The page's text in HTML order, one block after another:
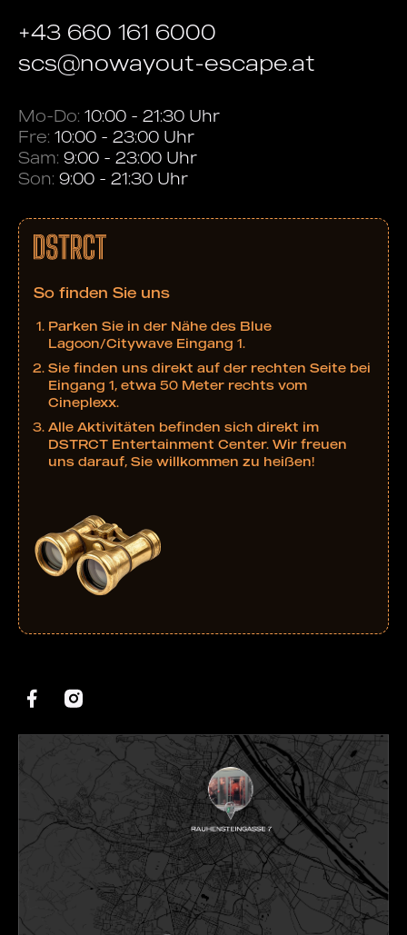
+43 660 161 6000
scs@nowayout-escape.at
Mo-Do: 10:00 - 21:30 Uhr
Fre: 10:00 - 23:00 Uhr
Sam: 9:00 - 23:00 Uhr
Son: 9:00 - 21:30 Uhr
So finden Sie uns
Parken Sie in der Nähe des Blue
Lagoon/Citywave Eingang 1.
Sie finden uns direkt auf der rechten Seite bei
Eingang 1, etwa 50 Meter rechts vom
Cineplexx.
Alle Aktivitäten befinden sich direkt im
DSTRCT Entertainment Center. Wir freuen
uns darauf, Sie willkommen zu heißen!